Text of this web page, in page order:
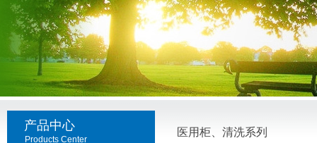
产品中心
Products Center
医用柜、清洗系列